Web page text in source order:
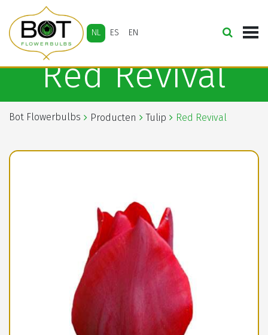
NL ES EN
Red Revival
Bot Flowerbulbs Producten Tulip Red Revival